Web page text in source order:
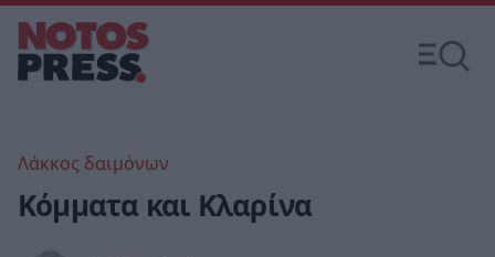
Λάκκος δαιμόνων
Κόμματα και Κλαρίνα